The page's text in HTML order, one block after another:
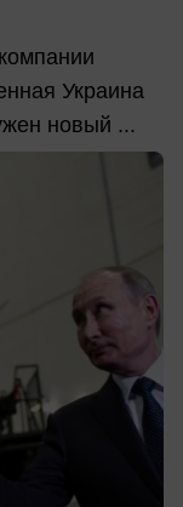
Украина
новый ...